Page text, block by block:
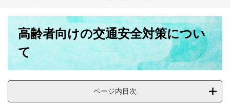
高齢者向けの交通安全対策につい
て
ページ内目次